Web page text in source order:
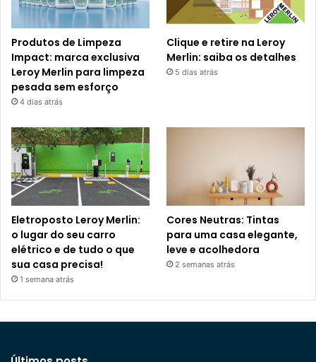
Produtos de Limpeza
Impact: marca exclusiva
Leroy Merlin para limpeza
pesada sem esforço
4 dias atrás
Clique e retire na Leroy
Merlin: saiba os detalhes
5 dias atrás
Eletroposto Leroy Merlin:
o lugar do seu carro
elétrico e de tudo o que
sua casa precisa!
1 semana atrás
Cores Neutras: Tintas
para uma casa elegante,
leve e acolhedora
2 semanas atrás